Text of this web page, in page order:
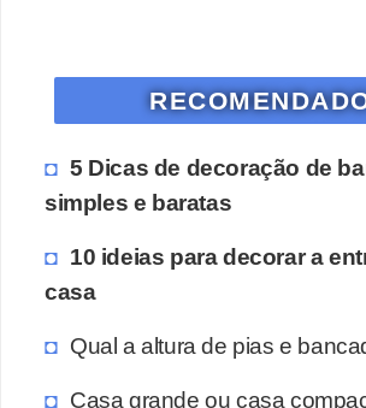
5 Dicas de decoração de
simples e baratas
10 ideias para decorar a
casa
Qual a altura de pias e
Casa grande ou casa